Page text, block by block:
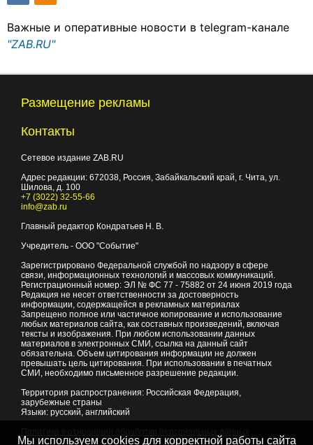
Важные и оперативные новости в telegram-канале
"ZAB.RU"
Размещение рекламы
Контакты
Сетевое издание ZAB.RU
Адрес редакции: 672038 , Россия, Забайкальский край, г. Чита ул.
Шилова, д. 100
+7 (3022) 32-55-66
info@zab.ru
Главный редактор Кондратьев Н. В.
Учредитель - ООО "Событие"
Зарегистрировано Федеральной службой по надзору в сфере
связи, информационных технологий и массовых коммуникаций.
Регистрационный номер: ЭЛ № ФС 77 - 75882 от 24 июня 2019 года
Редакция не несет ответственности за достоверность
информации, содержащейся в рекламных материалах
Запрещено полное или частичное копирование и использование
любых материалов сайта, как составных произведений, включая
тексты и изображения. При любом использовании данных
материалов в электронных СМИ, ссылка на данный сайт
обязательна. Объем цитирования информации не должен
превышать цель цитирования. При использовании в печатных
СМИ, необходимо письменное разрешение редакции.
Территория распространения: Российская Федерация,
зарубежные страны
Языки: русский, английский
Мы используем cookies для корректной работы сайта